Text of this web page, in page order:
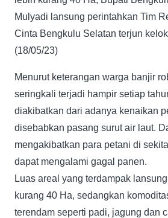
Mulyadi lansung perintahkan Tim
Cinta Bengkulu Selatan terjun
(18/05/23)
Menurut keterangan warga banjir
seringkali terjadi hampir setiap
diakibatkan dari adanya kenaikan
disebabkan pasang surut air laut.
mengakibatkan para petani di
dapat mengalami gagal panen.
Luas areal yang terdampak
kurang 40 Ha, sedangkan
terendam seperti padi, jagung dan